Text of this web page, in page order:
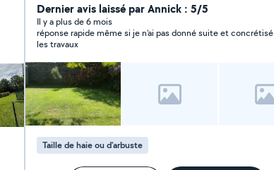
Dernier avis laissé par Annick : 5/5
Il y a plus de 6 mois
réponse rapide même si je n'ai pas donné suite et concrétisé
les travaux
Taille de haie ou d'arbuste